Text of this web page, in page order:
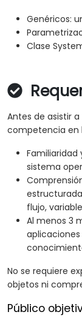
Genéricos:
Clase
Antes de asistir
competencia en
sistema
flujo,
Al menos 3
No se requiere
objetos ni
Público